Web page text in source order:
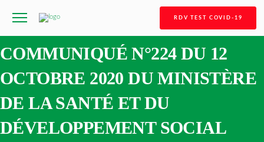
RDV TEST COVID-19
COMMUNIQUÉ N°224 DU 12
OCTOBRE 2020 DU MINISTÈRE
DE LA SANTÉ ET DU
DÉVELOPPEMENT SOCIAL